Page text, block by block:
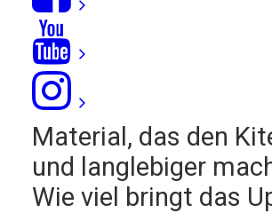
Bewährter Shape,
Material:
beim 2020er-
auf ein neues Nano-
Material, das den
und langlebiger
Wie viel bringt das